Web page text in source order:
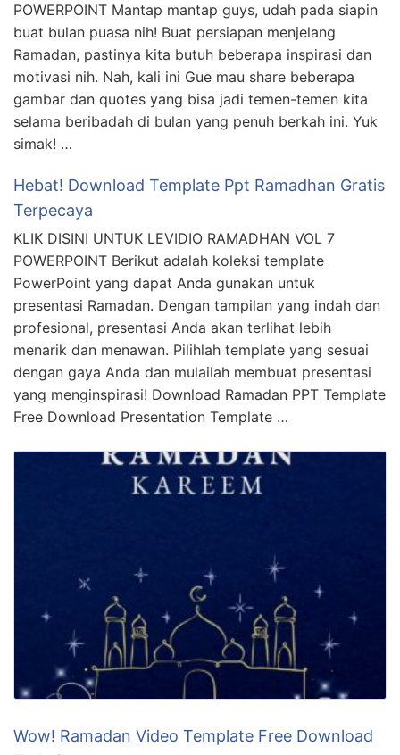
POWERPOINT Mantap mantap guys, udah pada siapin
buat bulan puasa nih! Buat persiapan menjelang
Ramadan, pastinya kita butuh beberapa inspirasi dan
motivasi nih. Nah, kali ini Gue mau share beberapa
gambar dan quotes yang bisa jadi temen-temen kita
selama beribadah di bulan yang penuh berkah ini. Yuk
simak! …
Hebat! Download Template Ppt Ramadhan Gratis
Terpecaya
KLIK DISINI UNTUK LEVIDIO RAMADHAN VOL 7
POWERPOINT Berikut adalah koleksi template
PowerPoint yang dapat Anda gunakan untuk
presentasi Ramadan. Dengan tampilan yang indah dan
profesional, presentasi Anda akan terlihat lebih
menarik dan menawan. Pilihlah template yang sesuai
dengan gaya Anda dan mulailah membuat presentasi
yang menginspirasi! Download Ramadan PPT Template
Free Download Presentation Template …
Wow! Ramadan Video Template Free Download